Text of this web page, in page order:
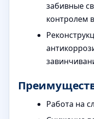
забивные
контролем
Работа на